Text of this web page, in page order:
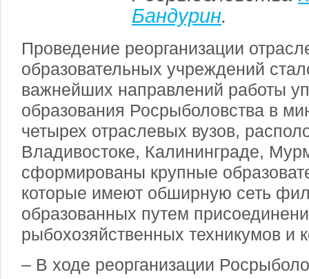
Бандурин.
Проведение реорганизации
образовательных учреждений
важнейших направлений работы
образования Росрыболовства в
четырех отраслевых вузов,
Владивостоке, Калининграде,
сформированы крупные
которые имеют обширную сеть
образованных путем
рыбохозяйственных техникумов и
– В ходе реорганизации